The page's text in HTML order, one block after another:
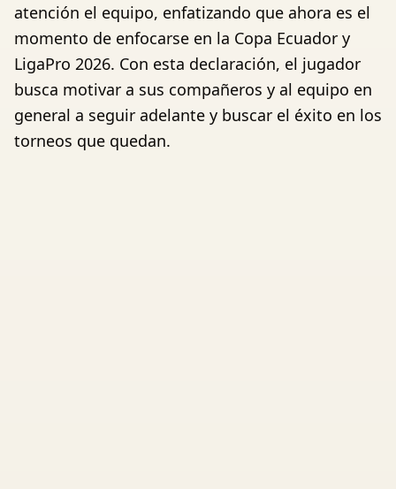
atención el equipo, enfatizando que ahora es el
momento de enfocarse en la Copa Ecuador y
LigaPro 2026. Con esta declaración, el jugador
busca motivar a sus compañeros y al equipo en
general a seguir adelante y buscar el éxito en los
torneos que quedan.